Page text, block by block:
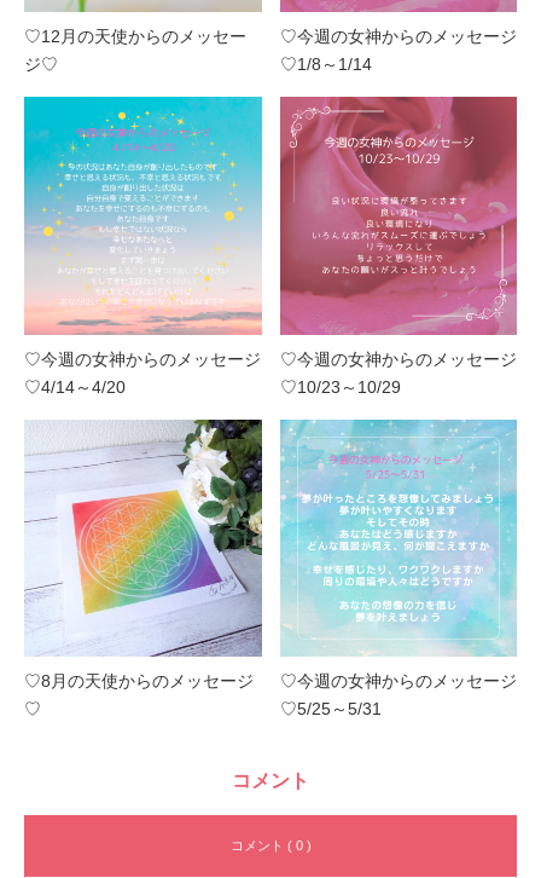
♡12月の天使からのメッセー
ジ♡
♡今週の女神からのメッセージ
♡1/8～1/14
♡今週の女神からのメッセージ
♡4/14～4/20
♡今週の女神からのメッセージ
♡10/23～10/29
♡8月の天使からのメッセージ
♡
♡今週の女神からのメッセージ
♡5/25～5/31
コメント
コメント ( 0 )